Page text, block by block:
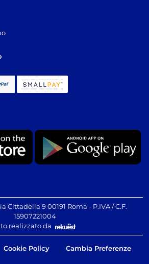
Cittadella 9 00191 Roma - P.IVA / C.F.
15907221004
realizzato da
Cookie Policy Cambia Preferenze